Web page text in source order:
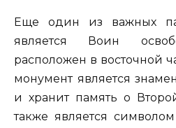
Еще один из важных
является Воин
расположен в восточной
монумент является
и хранит память о
также является